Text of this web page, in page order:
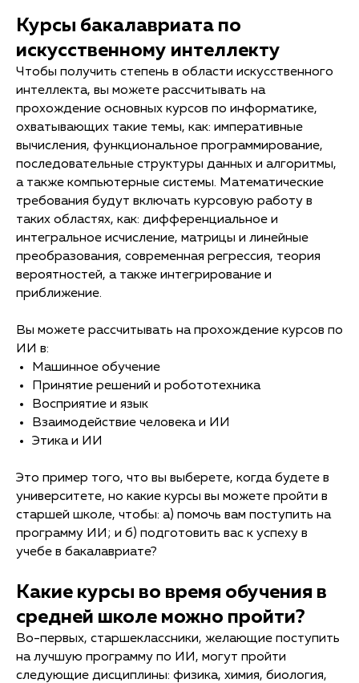
Курсы бакалавриата по
искусственному интеллекту
Чтобы получить степень в области искусственного
интеллекта, вы можете рассчитывать на
прохождение основных курсов по информатике,
охватывающих такие темы, как: императивные
вычисления, функциональное программирование,
последовательные структуры данных и алгоритмы,
а также компьютерные системы. Математические
требования будут включать курсовую работу в
таких областях, как: дифференциальное и
интегральное исчисление, матрицы и линейные
преобразования, современная регрессия, теория
вероятностей, а также интегрирование и
приближение.
Вы можете рассчитывать на прохождение курсов по
ИИ в:
Машинное обучение
Принятие решений и робототехника
Восприятие и язык
Взаимодействие человека и ИИ
Этика и ИИ
Это пример того, что вы выберете, когда будете в
университете, но какие курсы вы можете пройти в
старшей школе, чтобы: а) помочь вам поступить на
программу ИИ; и б) подготовить вас к успеху в
учебе в бакалавриате?
Какие курсы во время обучения в
средней школе можно пройти?
Во-первых, старшеклассники, желающие поступить
на лучшую программу по ИИ, могут пройти
следующие дисциплины: физика, химия, биология,